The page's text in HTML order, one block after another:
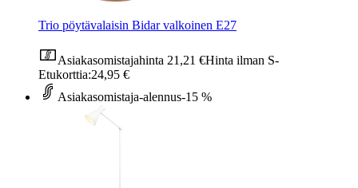
Trio pöytävalaisin Bidar valkoinen E27
Asiakasomistajahinta 21,21 €Hinta ilman S-
Etukorttia:24,95 €
Asiakasomistaja-alennus-15 %